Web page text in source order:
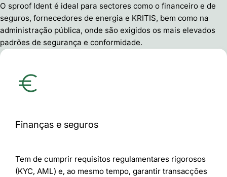
O sproof Ident é ideal para sectores como o financeiro e de
seguros, fornecedores de energia e KRITIS, bem como na
administração pública, onde são exigidos os mais elevados
padrões de segurança e conformidade.
Finanças e seguros
Tem de cumprir requisitos regulamentares rigorosos
(KYC, AML) e, ao mesmo tempo, garantir transacções